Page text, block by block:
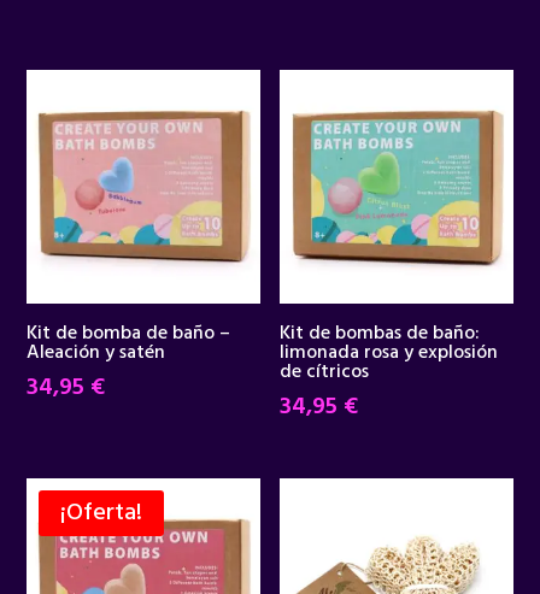
Kit de bomba de baño –
Aleación y satén
34,95 €
Kit de bombas de baño:
limonada rosa y explosión
de cítricos
34,95 €
¡Oferta!